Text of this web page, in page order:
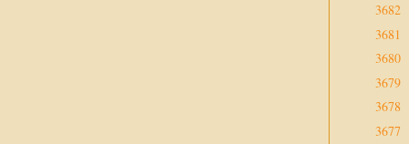
3682
3681
3680
3679
3678
3677